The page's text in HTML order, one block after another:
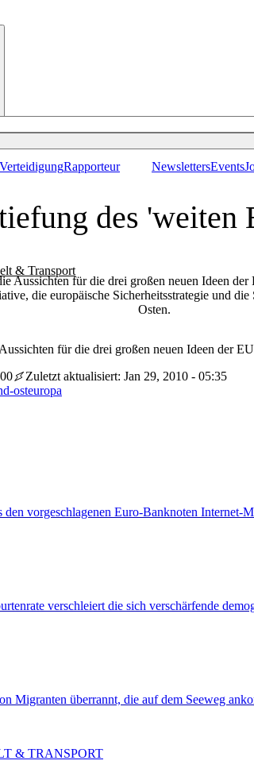
& Transport
VerteidigungRapporteur NewslettersEvents
des 'weiten
Aussichten für die drei großen neuen Ideen
die europäische Sicherheitsstrategie und
Osten.
für die drei großen neuen Ideen der
Zuletzt aktualisiert: Jan 29, 2010 - 05:35
osteuropa
den vorgeschlagenen Euro-Banknoten Internet-
verschleiert die sich verschärfende
Migranten überrannt, die auf dem Seeweg
& TRANSPORT